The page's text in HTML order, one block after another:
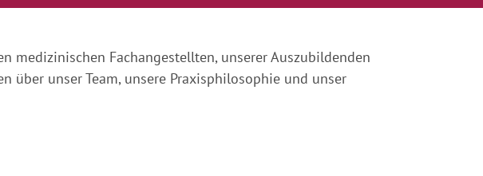
medizinischen Fachangestellten, unserer Auszubildenden
über unser Team, unsere Praxisphilosophie und unser